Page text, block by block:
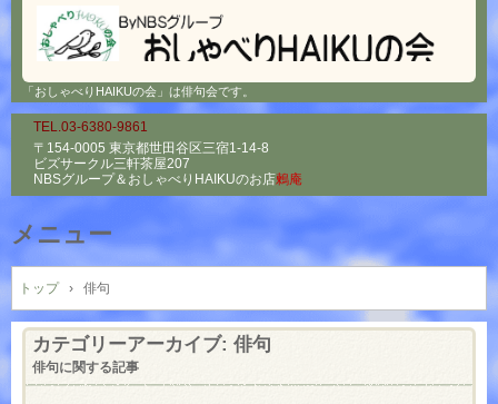
「おしゃべりHAIKUの会」は俳句会です。
TEL.03-6380-9861
〒154-0005 東京都世田谷区三宿1-14-8
ビズサークル三軒茶屋207
NBSグループ＆ おしゃべりHAIKUのお店鶫庵
メニュー
コ
ン
テ
ン
へ
トップ › 俳句
カテゴリーアーカイブ: 俳句
俳句に関する記事